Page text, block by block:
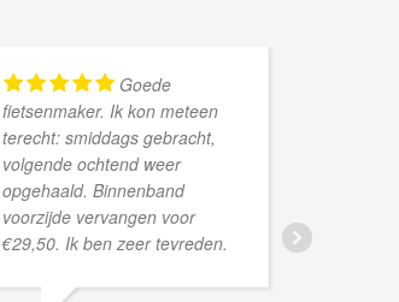
Goede
fietsenmaker. Ik kon meteen
terecht: smiddags gebracht,
volgende ochtend weer
opgehaald. Binnenband
voorzijde vervangen voor
€29,50. Ik ben zeer tevreden.